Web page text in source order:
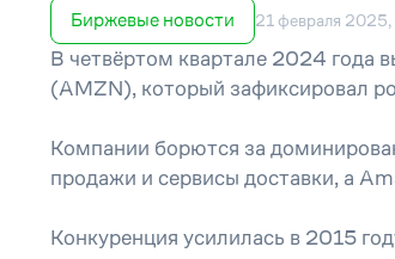
Биржевые новости 21 февраля
В четвёртом квартале 2024 года
(AMZN), который зафиксировал
Компании борются за
продажи и сервисы доставки, а
Конкуренция усилилась в 2015